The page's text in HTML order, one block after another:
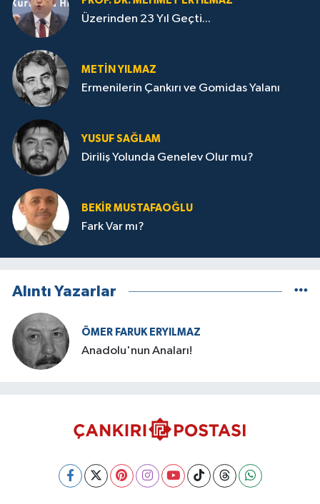
Üzerinden 23 Yıl Geçti...
METIN YILMAZ
Ermenilerin Çankırı ve Gomidas Yalanı
YUSUF SAĞLAM
Diriliş Yolunda Genelev Olur mu?
BEKIR MUSTAFAOĞLU
Fark Var mı?
Alıntı Yazarlar
ÖMER FARUK ERYILMAZ
Anadolu'nun Anaları!